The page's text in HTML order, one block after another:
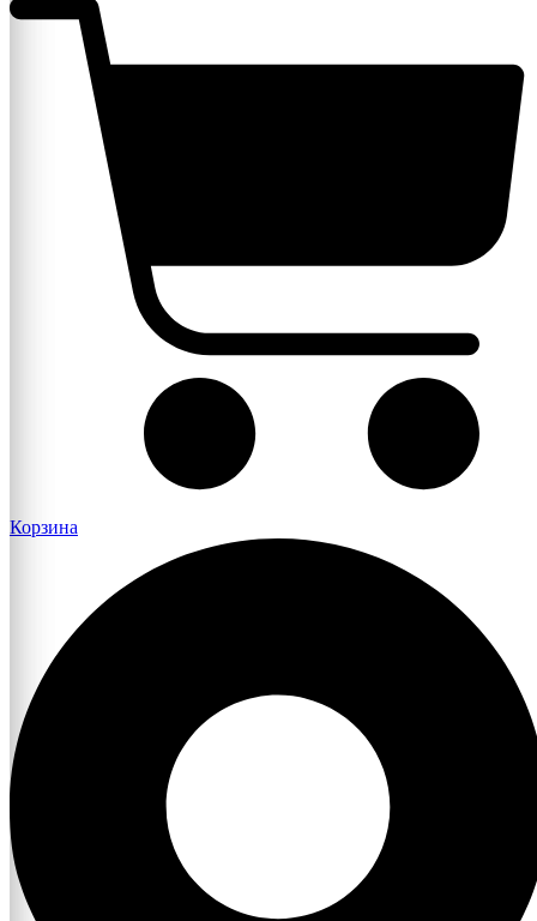
Корзина